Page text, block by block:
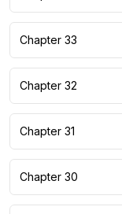
Chapter 33
Chapter 32
Chapter 31
Chapter 30